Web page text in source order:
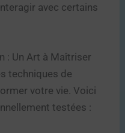
avec certains
: Un Art à Maîtriser
techniques de
votre vie. Voici
testées :